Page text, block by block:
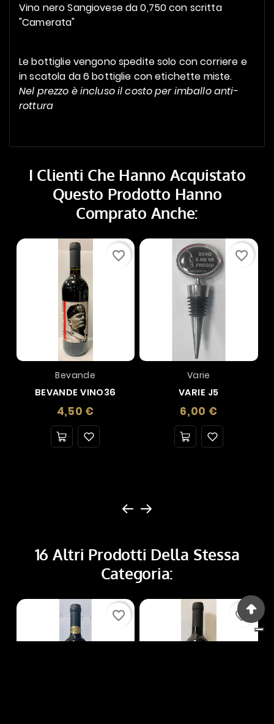
Vino nero Sangiovese da 0,750 con scritta
"Camerata"
Le bottiglie vengono spedite solo con corriere e
in scatola da 6 bottiglie con etichette miste.
Nel prezzo è incluso il costo per imballo anti-
rottura
I Clienti Che Hanno Acquistato
Questo Prodotto Hanno
Comprato Anche:
Bevande
BEVANDE VINO36
4,50 €Prezzo
favorite_border
Varie
VARIE J5
6,00 €Prezzo
favorite_border
16 Altri Prodotti Della Stessa
Categoria:
favorite_border favorite_border